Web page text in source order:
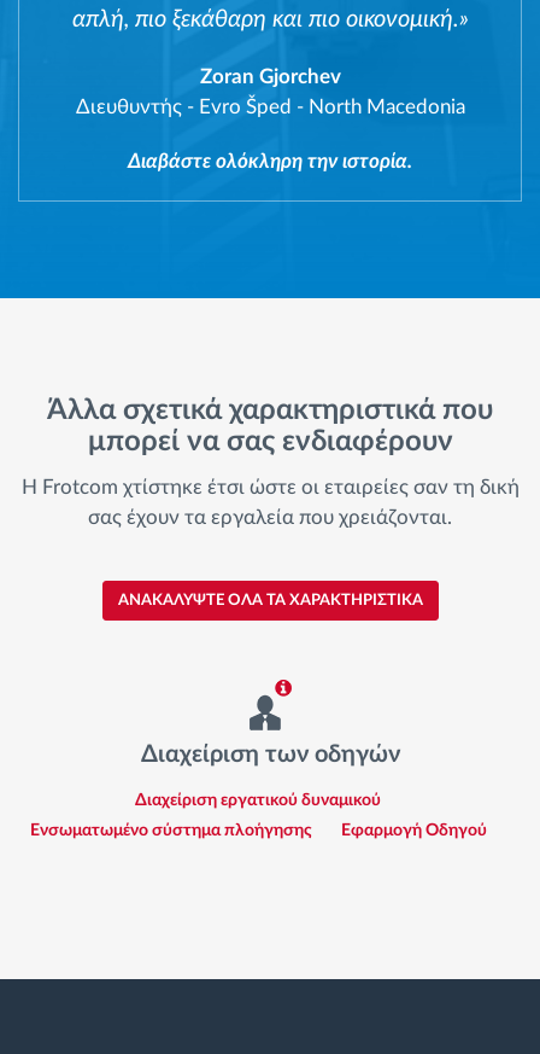
απλή, πιο ξεκάθαρη και πιο οικονομική.»
Zoran Gjorchev
Διευθυντής - Evro Šped - North Macedonia
Διαβάστε ολόκληρη την ιστορία.
Άλλα σχετικά χαρακτηριστικά που
μπορεί να σας ενδιαφέρουν
Η Frotcom χτίστηκε έτσι ώστε οι εταιρείες σαν τη δική
σας έχουν τα εργαλεία που χρειάζονται.
ΑΝΑΚΑΛΥΨΤΕ ΟΛΑ ΤΑ ΧΑΡΑΚΤΗΡΙΣΤΙΚΑ
Διαχείριση των οδηγών
Διαχείριση εργατικού δυναμικού
Ενσωματωμένο σύστημα πλοήγησης
Εφαρμογή Οδηγού